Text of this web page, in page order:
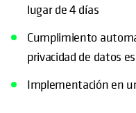
lugar de 4 días
Cumplimiento
privacidad de datos
Implementación en